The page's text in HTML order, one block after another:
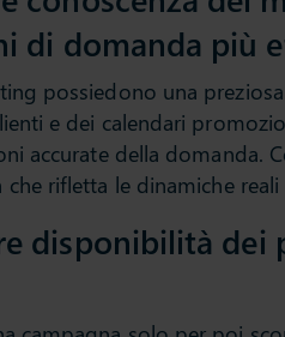
di domanda più
possiedono una
e dei calendari
accurate della domanda.
rifletta le dinamiche
disponibilità